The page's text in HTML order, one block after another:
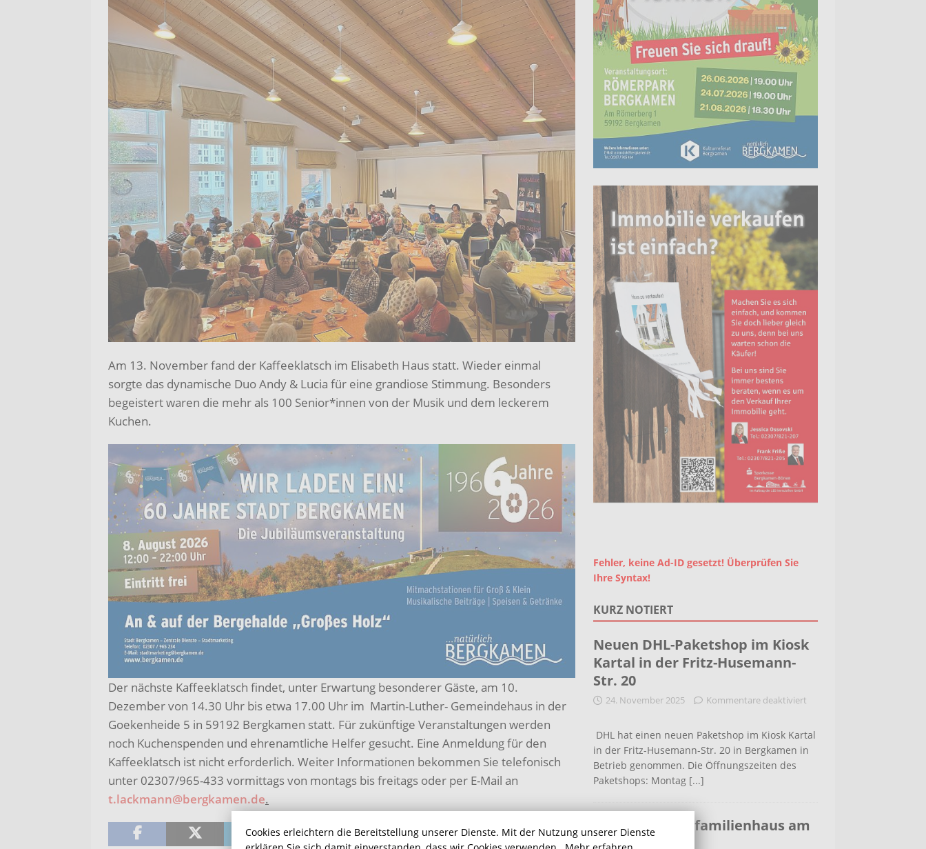
Am 13. November fand der Kaffeeklatsch im Elisabeth Haus statt. Wieder einmal
sorgte das dynamische Duo Andy & Lucia für eine grandiose Stimmung. Besonders
begeistert waren die mehr als 100 Senior*innen von der Musik und dem leckerem
Kuchen.
Der nächste Kaffeeklatsch findet, unter Erwartung besonderer Gäste, am 10.
Dezember von 14.30 Uhr bis etwa 17.00 Uhr im Martin-Luther- Gemeindehaus in der
Goekenheide 5 in 59192 Bergkamen statt. Für zukünftige Veranstaltungen werden
noch Kuchenspenden und ehrenamtliche Helfer gesucht. Eine Anmeldung für den
Kaffeeklatsch ist nicht erforderlich. Weiter Informationen bekommen Sie telefonisch
unter 02307/965-433 vormittags von montags bis freitags oder per E-Mail an
t.lackmann@bergkamen.de.
Fehler, keine Ad-ID gesetzt! Überprüfen Sie
Ihre Syntax!
KURZ NOTIERT
Neuen DHL-Paketshop im Kiosk
Kartal in der Fritz-Husemann-
Str. 20
24. November 2025 Kommentare deaktiviert
DHL hat einen neuen Paketshop im Kiosk Kartal
in der Fritz-Husemann-Str. 20 in Bergkamen in
Betrieb genommen. Die Öffnungszeiten des
Paketshops: Montag [...]
Einbruch in Einfamilienhaus am
Haldenweg
Cookies erleichtern die Bereitstellung unserer Dienste. Mit der Nutzung unserer Dienste